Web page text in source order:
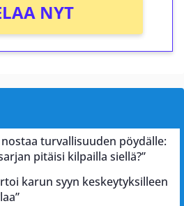
NYT
turvallisuuden pöydälle:
pitäisi kilpailla siellä?”
karun syyn keskeytyksilleen